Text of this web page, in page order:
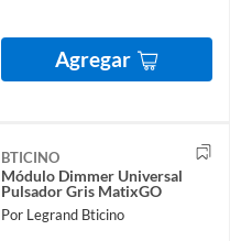
Agregar
BTICINO
Módulo Dimmer Universal
Pulsador Gris MatixGO
Por Legrand Bticino